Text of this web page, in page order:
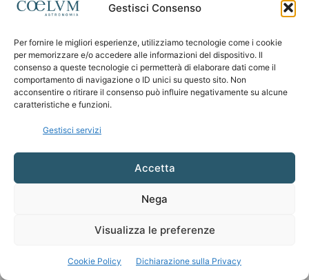
Gestisci Consenso
Per fornire le migliori esperienze, utilizziamo tecnologie come i cookie
per memorizzare e/o accedere alle informazioni del dispositivo. Il
consenso a queste tecnologie ci permetterà di elaborare dati come il
comportamento di navigazione o ID unici su questo sito. Non
acconsentire o ritirare il consenso può influire negativamente su alcune
caratteristiche e funzioni.
Gestisci servizi
Accetta
Nega
Visualizza le preferenze
Cookie Policy Dichiarazione sulla Privacy
SEGUICI